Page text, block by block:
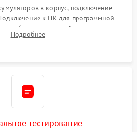
в корпус, подключение
к ПК для программной
батареи, настройки порогов
и сброса счетчиков старения АКБ.
Подробнее
тестирование